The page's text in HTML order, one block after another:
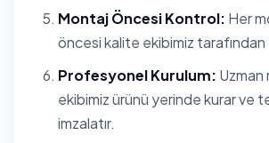
Montaj Öncesi Kontrol: Her
öncesi kalite ekibimiz
Profesyonel Kurulum: Uzman
ekibimiz ürünü yerinde kurar ve
imzalatır.